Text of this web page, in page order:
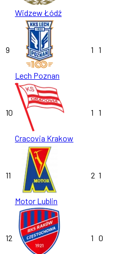
Widzew Łódź
9
Lech Poznan
1 1
10
Cracovia Krakow
1 1
11
Motor Lublin
2 1
12 1 0